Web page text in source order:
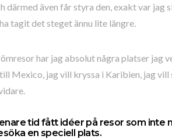
därmed även får styra den, exakt var jag
tagit det steget ännu lite längre.
har jag absolut några platser jag
Mexico, jag vill kryssa i Karibien, jag vill
tid fått idéer på resor som inte
en speciell plats.